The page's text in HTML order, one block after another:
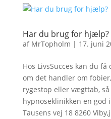
Har du brug for hjælp?
af MrTopholm | 17. juni
Hos LivsSucces kan du
om det handler om
rygestop eller vægttab,
hypnoseklinikken en god
Tausens vej 18 8260